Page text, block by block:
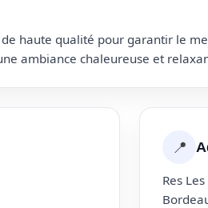
haute qualité pour garantir le
ambiance chaleureuse et
📍
Res